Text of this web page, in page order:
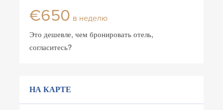
€650 в неделю
Это дешевле, чем бронировать отель,
согласитесь?
НА КАРТЕ